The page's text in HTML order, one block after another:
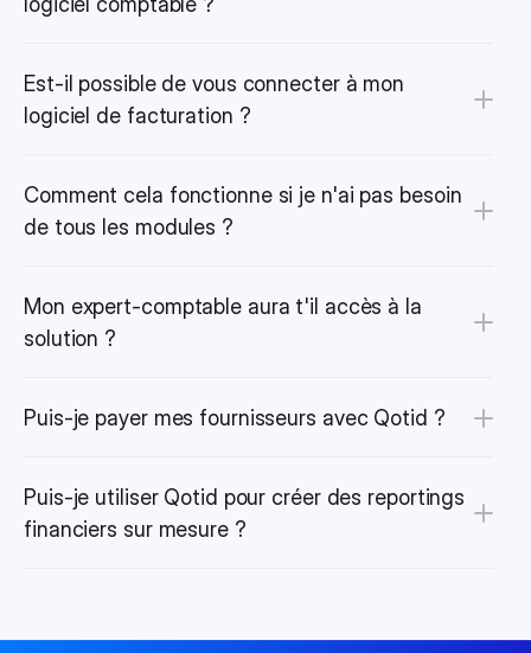
Est-il possible de vous connecter à mon
logiciel de facturation ?
Comment cela fonctionne si je n'ai pas besoin
de tous les modules ?
Mon expert-comptable aura t'il accès à la
solution ?
Puis-je payer mes fournisseurs avec Qotid ?
Puis-je utiliser Qotid pour créer des reportings
financiers sur mesure ?